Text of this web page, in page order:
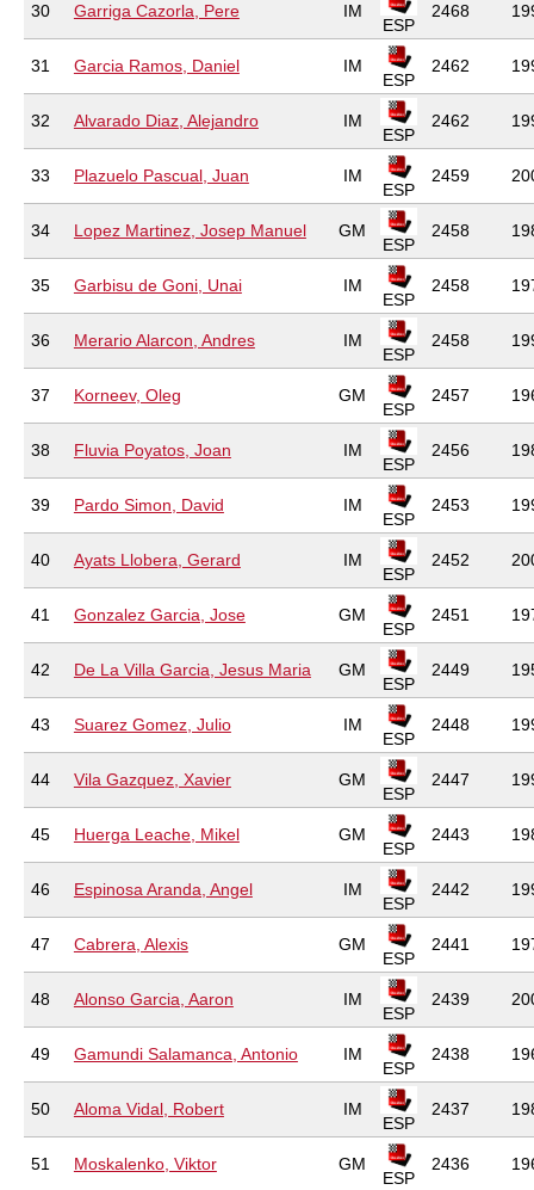
30 Garriga Cazorla, Pere IM
ESP
2468
31 Garcia Ramos, Daniel IM
ESP
2462
32 Alvarado Diaz, Alejandro IM
ESP
2462
33 Plazuelo Pascual, Juan IM
ESP
2459
34 Lopez Martinez, Josep Manuel GM
ESP
2458
35 Garbisu de Goni, Unai IM
ESP
2458
36 Merario Alarcon, Andres IM
ESP
2458
37 Korneev, Oleg GM
ESP
2457
38 Fluvia Poyatos, Joan IM
ESP
2456
39 Pardo Simon, David IM
ESP
2453
40 Ayats Llobera, Gerard IM
ESP
2452
41 Gonzalez Garcia, Jose GM
ESP
2451
42 De La Villa Garcia, Jesus Maria GM
ESP
2449
43 Suarez Gomez, Julio IM
ESP
2448
44 Vila Gazquez, Xavier GM
ESP
2447
45 Huerga Leache, Mikel GM
ESP
2443
46 Espinosa Aranda, Angel IM
ESP
2442
47 Cabrera, Alexis GM
ESP
2441
48 Alonso Garcia, Aaron IM
ESP
2439
49 Gamundi Salamanca, Antonio IM
ESP
2438
50 Aloma Vidal, Robert IM
ESP
2437
51 Moskalenko, Viktor GM
ESP
2436